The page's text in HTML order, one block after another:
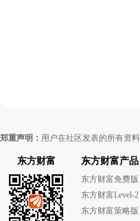
郑重声明： 用户在社区发表的所有资
东方财富 东方财富产品
东方财富免费版
东方财富Level-2
东方财富策略版